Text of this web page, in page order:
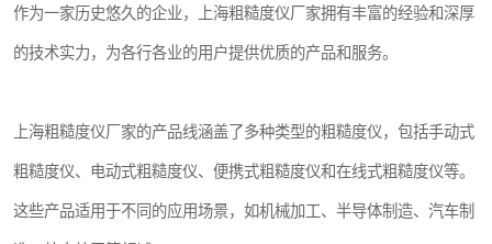
作为一家历史悠久的企业，上海粗糙度仪厂家拥有丰富的经验和深厚
的技术实力，为各行各业的用户提供优质的产品和服务。
上海粗糙度仪厂家的产品线涵盖了多种类型的粗糙度仪，包括手动式
粗糙度仪、电动式粗糙度仪、便携式粗糙度仪和在线式粗糙度仪等。
这些产品适用于不同的应用场景，如机械加工、半导体制造、汽车制
布洛维硬度计
三坐标夹具